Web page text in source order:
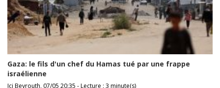
Gaza: le fils d'un chef du Hamas tué par une frappe
israélienne
Ici Beyrouth, 07/05 20:35 - Lecture : 3 minute(s)